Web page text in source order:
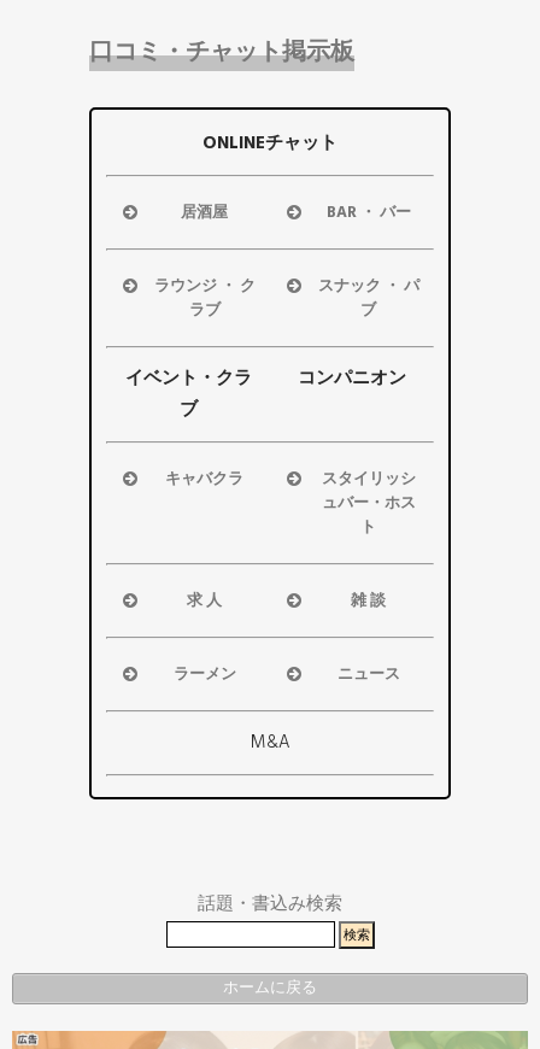
口コミ・チャット掲示板
ONLINEチャット
居酒屋
浜松市
磐田市
袋井市
掛川市
その他エリ
ア
BAR ・ バー
浜松市
磐田市
袋井市
掛川市
その他エリ
ラウンジ ・ ク
ラブ
浜松市
磐田市
袋井市
掛川市
その他エリ
スナック ・ パ
ブ
浜松市
磐田市
掛川市
その他エリ
ア
イベント・クラ
ブ
コンパニオン
キャバクラ
掛川市
その他エリ
ア
スタイリッシ
ュバー・ホス
ト
浜松市
磐田市・袋
その他エリ
ア
求 人
浜松市
磐田市
ア
雑 談
浜松市
磐田市
ラーメン
浜松市
袋井市
掛川市
ニュース
浜松市・磐
袋井市・掛
川市
M&A
話題・書込み検索
ホームに戻る